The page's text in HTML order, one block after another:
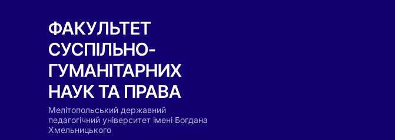
ФАКУЛЬТЕТ
СУСПІЛЬНО-
ГУМАНІТАРНИХ
НАУК ТА ПРАВА
Мелітопольський державний
педагогічний університет імені Богдана
Хмельницького